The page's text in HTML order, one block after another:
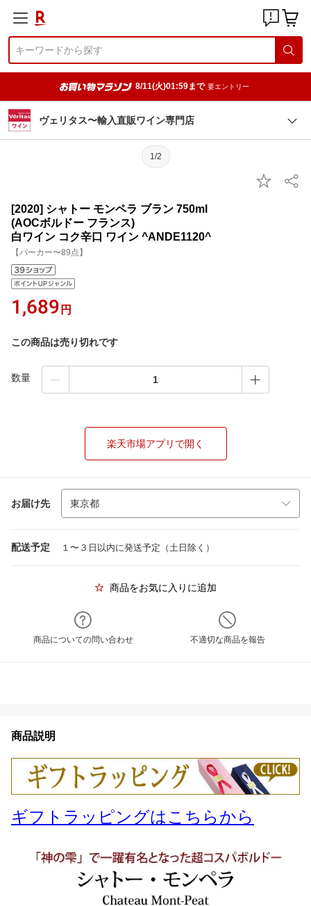
8/11(火)01:59まで 要エントリー
ヴェリタス〜輸入直販ワイン専門店
1/2
[2020] シャトー モンペラ ブラン 750ml
(AOCボルドー フランス)
白ワイン コク辛口 ワイン ^ANDE1120^
【パーカー〜89点】
1,689 円
この商品は売り切れです
数量
楽天市場アプリで開く
お届け先
配送予定 １〜３日以内に発送予定（土日除く）
商品をお気に入りに追加
商品についての問い合わせ 不適切な商品を報告
商品説明
ギフトラッピングはこちらから